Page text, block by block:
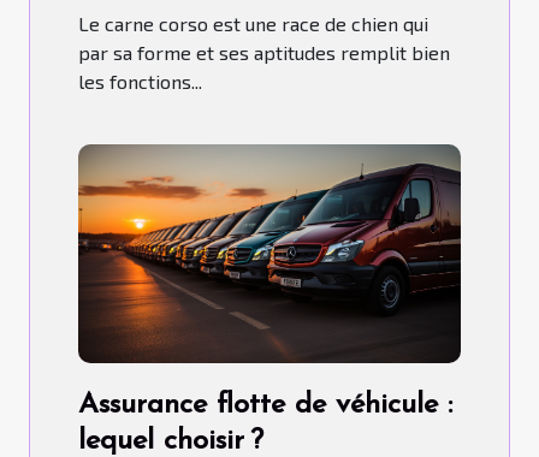
Le carne corso est une race de chien qui
par sa forme et ses aptitudes remplit bien
les fonctions...
Assurance flotte de véhicule :
lequel choisir ?